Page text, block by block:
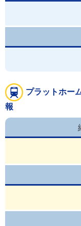
プラットホー
報